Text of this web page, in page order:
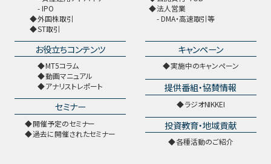
IPO
外国株取引
ST取引
法人営業
DMA・高速取引等
お役立ちコンテンツ
MT5コラム
動画マニュアル
アナリストレポート
セミナー
開催予定のセミナー
過去に開催されたセミナー
キャンペーン
実施中のキャンペーン
提供番組・協賛情報
ラジオNIKKEI
投資教育・地域貢献
各種活動のご紹介